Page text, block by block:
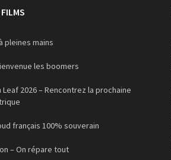
pleines mains
les boomers
Leaf 2026 – Rencontrez la prochaine
français 100% souverain
– On répare tout